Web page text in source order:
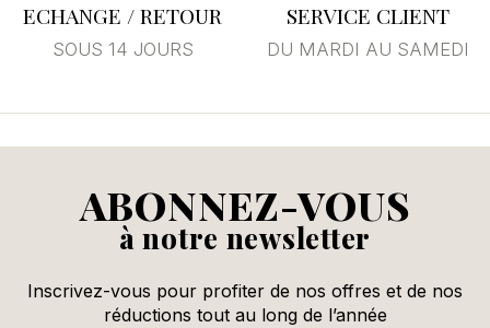
ECHANGE / RETOUR
SOUS 14 JOURS
SERVICE CLIENT
DU MARDI AU SAMEDI
ABONNEZ-VOUS
à notre newsletter
Inscrivez-vous pour profiter de nos offres et de nos
réductions tout au long de l’année